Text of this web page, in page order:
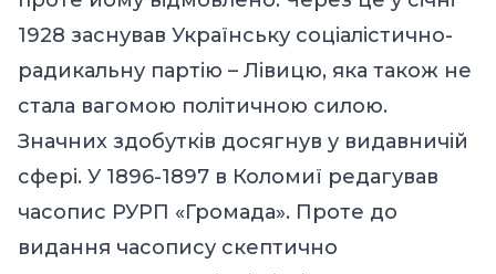
1928 заснував Українську соціалістично-
радикальну партію – Лівицю, яка також не
стала вагомою політичною силою.
Значних здобутків досягнув у видавничій
сфері. У 1896-1897 в Коломиї редагував
часопис РУРП «Громада». Проте до
видання часопису скептично